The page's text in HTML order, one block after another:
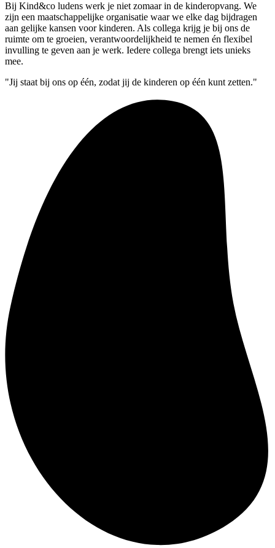
Bij Kind&co ludens werk je niet zomaar in de kinderopvang. We
zijn een maatschappelijke organisatie waar we elke dag bijdragen
aan gelijke kansen voor kinderen. Als collega krijg je bij ons de
ruimte om te groeien, verantwoordelijkheid te nemen én flexibel
invulling te geven aan je werk. Iedere collega brengt iets unieks
mee.
"Jij staat bij ons op één, zodat jij de kinderen op één kunt zetten."